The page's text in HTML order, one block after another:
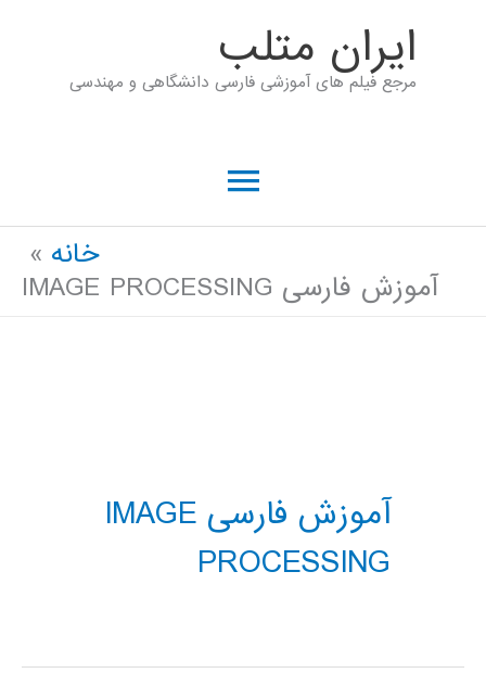
ايران متلب
مرجع فیلم های آموزشی فارسی دانشگاهی و مهندسی
فهرست
خانه
آموزش فارسی IMAGE PROCESSING
آموزش فارسی IMAGE
PROCESSING